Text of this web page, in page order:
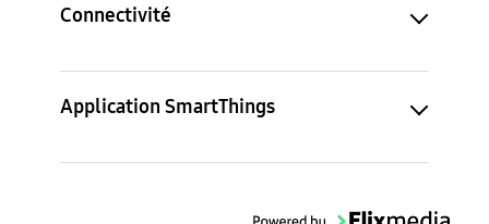
Connectivité
Application SmartThings